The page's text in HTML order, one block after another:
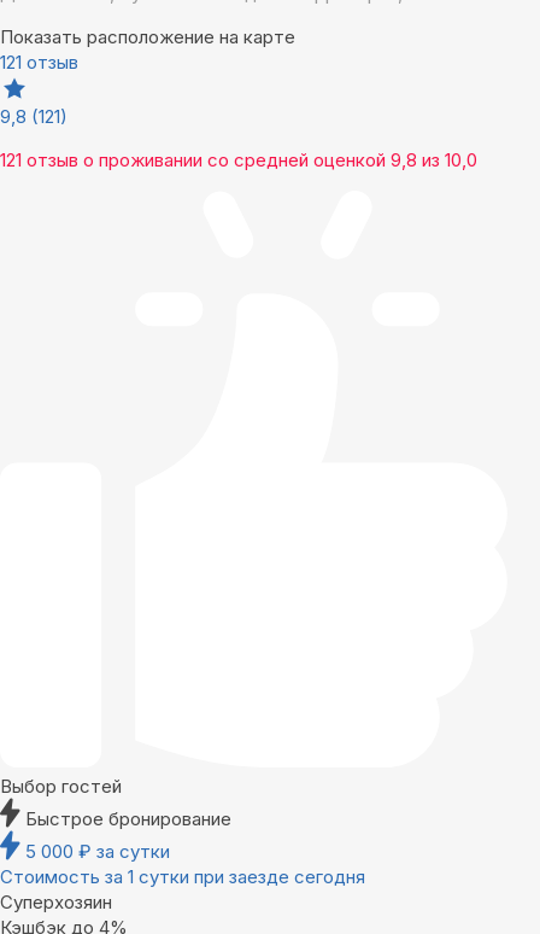
Показать расположение на карте
121 отзыв
9,8 (121)
121 отзыв о проживании со средней оценкой 9,8 из 10,0
Выбор гостей
Быстрое бронирование
5 000 ₽ за сутки
Стоимость за 1 сутки при заезде сегодня
Суперхозяин
Кэшбэк до 4%